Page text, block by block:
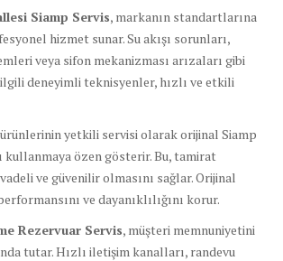
Siamp Servis, markanın standartlarına
hizmet sunar. Su akışı sorunları,
veya sifon mekanizması arızaları gibi
deneyimli teknisyenler, hızlı ve etkili
ürünlerinin yetkili servisi olarak orijinal Siamp
kullanmaya özen gösterir. Bu, tamirat
ve güvenilir olmasını sağlar. Orijinal
ve dayanıklılığını korur.
Rezervuar Servis, müşteri memnuniyetini
tutar. Hızlı iletişim kanalları, randevu